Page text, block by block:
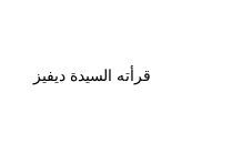
قرأته السيدة ديفيز